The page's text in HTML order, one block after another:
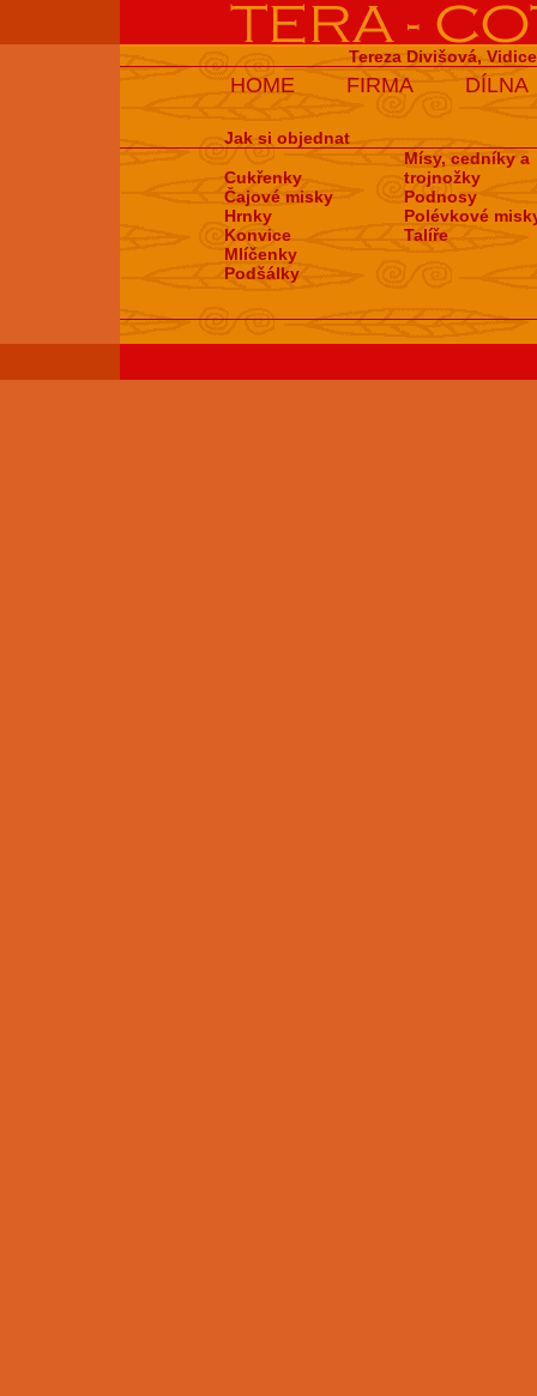
Tereza Divišová,
HOME FIRMA DÍLNA
Jak si objednat
Cukřenky
Čajové misky
Hrnky
Konvice
Mlíčenky
Podšálky
Mísy, cedníky a
trojnožky
Podnosy
Polévkové
Talíře